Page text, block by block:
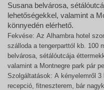
Susana belvárosa,
lehetőségekkel, valamint a
könnyedén elérhető.
Fekvése: Az Alhambra hotel
szálloda a tengerparttól kb. 100
belvárosa, sétálóutcája
valamint a Montnegre park pár
Szolgáltatások: A kényelemről
recepció, fitneszterem, bár